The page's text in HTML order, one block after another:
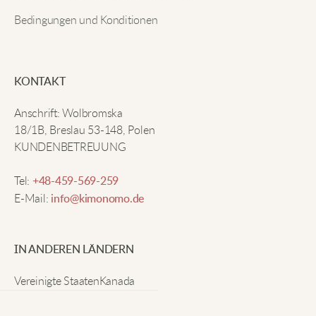
Adam F
Cole O
Passen gut, liebe den weiten Schnitt.
Bedingungen und Konditionen
KONTAKT
Anschrift: Wolbromska
18/1B, Breslau 53-148, Polen
KUNDENBETREUUNG
Tel: +48-459-569-259
E-Mail: info@kimonomo.de
IN ANDEREN LÄNDERN
Vereinigte StaatenKanada